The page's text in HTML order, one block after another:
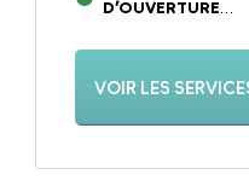
D’OUVERTURE
DIMANCHE DE 9H
VOIR LES